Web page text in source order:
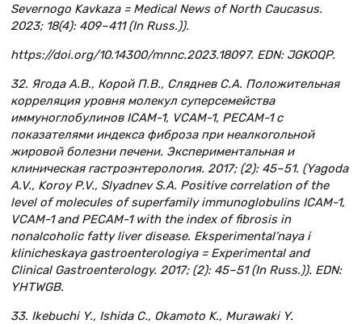
Severnogo Kavkaza = Medical News of North Caucasus.
2023; 18(4): 409–411 (In Russ.)).
https://doi.org/10.14300/mnnc.2023.18097. EDN: JGKOQP.
32. Ягода А.В., Корой П.В., Сляднев С.А. Положительная
корреляция уровня молекул суперсемейства
иммуноглобулинов ICAM-1, VCAM-1, PECAM-1 с
показателями индекса фиброза при неалкогольной
жировой болезни печени. Экспериментальная и
клиническая гастроэнтерология. 2017; (2): 45–51. (Yagoda
A.V., Koroy P.V., Slyadnev S.A. Positive correlation of the
level of molecules of superfamily immunoglobulins ICAM-1,
VCAM-1 and PECAM-1 with the index of fibrosis in
nonalcoholic fatty liver disease. Eksperimental’naya i
klinicheskaya gastroenterologiya = Experimental and
Clinical Gastroenterology. 2017; (2): 45–51 (In Russ.)). EDN:
YHTWGB.
33. Ikebuchi Y., Ishida C., Okamoto K., Murawaki Y.